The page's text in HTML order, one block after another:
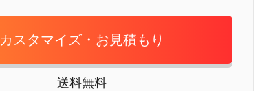
カスタマイズ・お見積もり
送料無料